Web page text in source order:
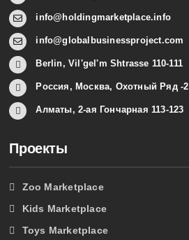
info@holdingmarketplace.info
info@globalbusinessproject.com
Berlin, Vil'gel'm Shtrasse 110-111
Россия, Москва, Охотный Ряд -2
Алматы, 2-ая Гончарная 113-123
Проекты
Zoo Marketplace
Kids Marketplace
Toys Marketplace